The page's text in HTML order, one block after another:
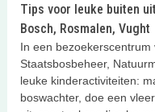
Tips voor leuke buiten
Bosch, Rosmalen, Vught
In een
Staatsbosbeheer,
leuke kinderactiviteiten:
boswachter, doe een